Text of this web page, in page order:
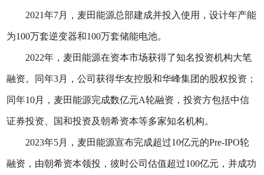
2021年7月，麦田能源总部建成并投入使用，设计年产能
为100万套逆变器和100万套储能电池。
2022年，麦田能源在资本市场获得了知名投资机构大笔
融资。同年3月，公司获得华友控股和华峰集团的股权投资；
同年10月，麦田能源完成数亿元A轮融资，投资方包括中信
证券投资、国和投资及朝希资本等多家知名机构。
2023年5月，麦田能源宣布完成超过10亿元的Pre-IPO轮
融资，由朝希资本领投，彼时公司估值超过100亿元，并成功